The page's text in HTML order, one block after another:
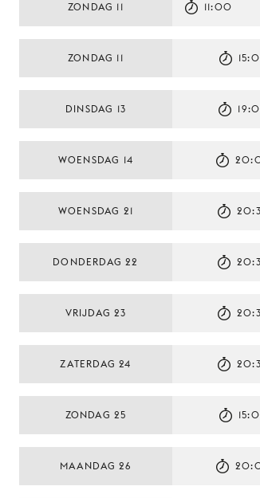
ZONDAG 11 11:00
ZONDAG 11
DINSDAG 13
WOENSDAG 14
WOENSDAG 21
DONDERDAG 22
VRIJDAG 23
ZATERDAG 24
ZONDAG 25
MAANDAG 26